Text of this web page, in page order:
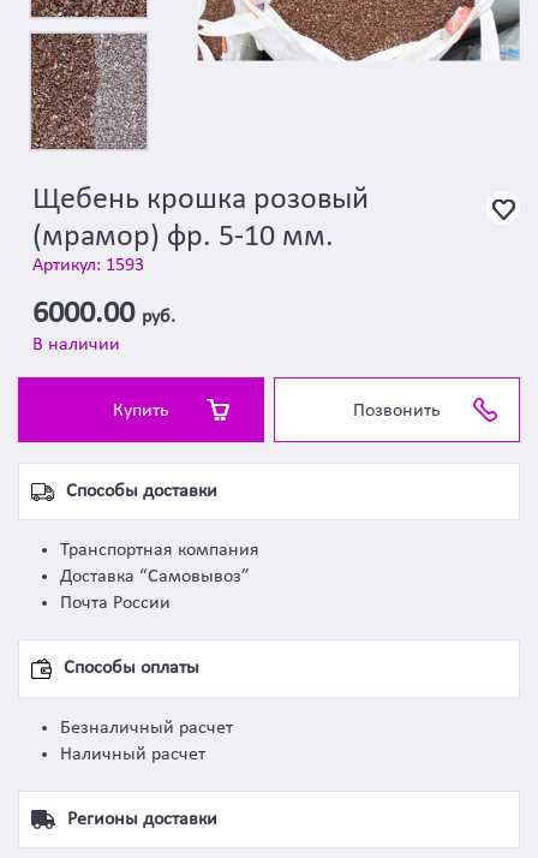
Щебень крошка розовый
(мрамор) фр. 5-10 мм.
Артикул: 1593
6000.00 руб.
В наличии
Купить Позвонить
Способы доставки
Транспортная компания
Доставка “Самовывоз”
Почта России
Способы оплаты
Безналичный расчет
Наличный расчет
Регионы доставки